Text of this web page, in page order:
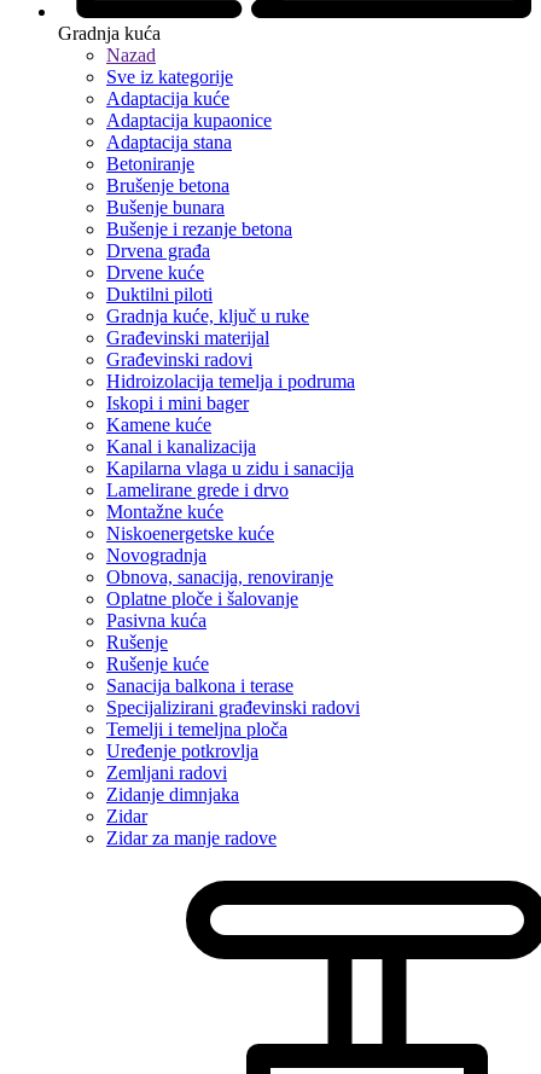
Gradnja kuća
Nazad
Sve iz kategorije
Adaptacija kuće
Adaptacija kupaonice
Adaptacija stana
Betoniranje
Brušenje betona
Bušenje bunara
Bušenje i rezanje betona
Drvena građa
Drvene kuće
Duktilni piloti
Gradnja kuće, ključ u ruke
Građevinski materijal
Građevinski radovi
Hidroizolacija temelja i podruma
Iskopi i mini bager
Kamene kuće
Kanal i kanalizacija
Kapilarna vlaga u zidu i sanacija
Lamelirane grede i drvo
Montažne kuće
Niskoenergetske kuće
Novogradnja
Obnova, sanacija, renoviranje
Oplatne ploče i šalovanje
Pasivna kuća
Rušenje
Rušenje kuće
Sanacija balkona i terase
Specijalizirani građevinski radovi
Temelji i temeljna ploča
Uređenje potkrovlja
Zemljani radovi
Zidanje dimnjaka
Zidar
Zidar za manje radove